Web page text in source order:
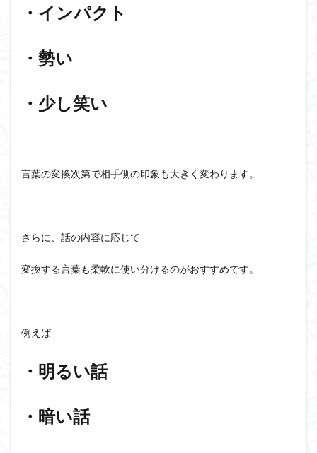
・インパクト
・勢い
・少し笑い
言葉の変換次第で相手側の印象も大きく変わります。
さらに、話の内容に応じて
変換する言葉も柔軟に使い分けるのがおすすめです。
例えば
・明るい話
・暗い話